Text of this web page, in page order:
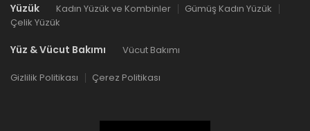
Yüzük Kadın Yüzük ve Kombinler
Gümüş Kadın Yüzük
Çelik Yüzük
Yüz & Vücut Bakımı Vücut Bakımı
Gizlilik Politikası Çerez Politikası